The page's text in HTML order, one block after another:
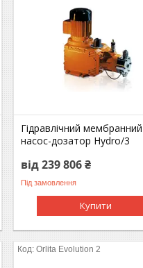
Гідравлічний мембранний
насос-дозатор Hydro/3
від 239 806 ₴
Під замовлення
Купити
Orlita Evolution 2